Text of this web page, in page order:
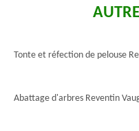
Tonte et réfection de pelouse
Abattage d'arbres Reventin